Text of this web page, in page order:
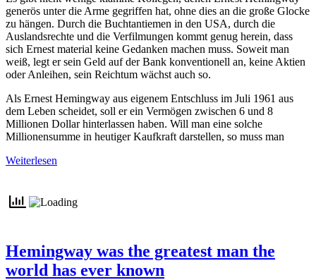
generös unter die Arme gegriffen hat, ohne dies an die große Glocke
zu hängen. Durch die Buchtantiemen in den USA, durch die
Auslandsrechte und die Verfilmungen kommt genug herein, dass
sich Ernest material keine Gedanken machen muss. Soweit man
weiß, legt er sein Geld auf der Bank konventionell an, keine Aktien
oder Anleihen, sein Reichtum wächst auch so.
Als Ernest Hemingway aus eigenem Entschluss im Juli 1961 aus
dem Leben scheidet, soll er ein Vermögen zwischen 6 und 8
Millionen Dollar hinterlassen haben. Will man eine solche
Millionensumme in heutiger Kaufkraft darstellen, so muss man
Weiterlesen
Hemingway was the greatest man the
world has ever known